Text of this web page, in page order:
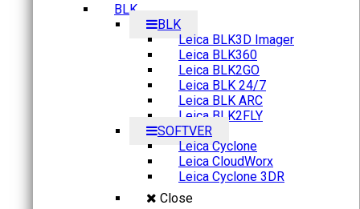
BLK
BLK
Leica BLK3D Imager
Leica BLK360
Leica BLK2GO
Leica BLK 24/7
Leica BLK ARC
Leica BLK2FLY
SOFTVER
Leica Cyclone
Leica CloudWorx
Leica Cyclone 3DR
Close